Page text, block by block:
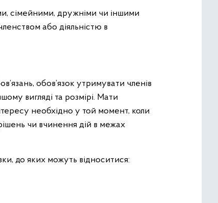
сімейними, дружніми чи іншими
або діяльністю в
обов’язок утримувати членів
вигляді та розмірі. Мати
необхідно у той момент, коли
чи вчинення дій в межах
до яких можуть відноситися: